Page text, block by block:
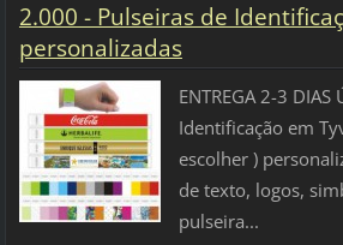
2.000 - Pulseiras de
personalizadas
ENTREGA 2-3 DIAS
Identificação em
escolher )
de texto, logos,
pulseira...